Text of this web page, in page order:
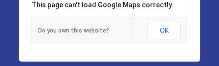
This page can't load Google Maps correctly.
Do you own this website? OK